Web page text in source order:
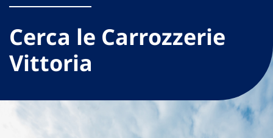
Cerca le Carrozzerie
Vittoria